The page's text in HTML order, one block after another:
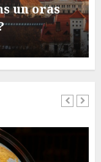
un oras